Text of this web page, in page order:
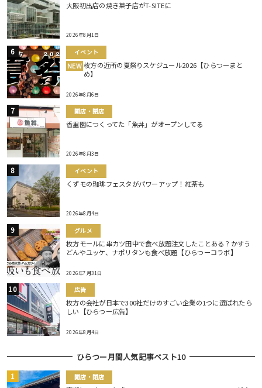
大阪初出店の焼き菓子店がT-SITEに
2026年8月1日
イベント
NEW 枚方の近所の夏祭りスケジュール2026【ひらつーまと
め】
2026年8月6日
開店・閉店
香里園につくってた「魚丼」がオープンしてる
2026年8月3日
イベント
くずモの珈琲フェスタがパワーアップ！紅茶も
2026年8月4日
グルメ
枚方モールに串カツ田中で食べ放題注文したことある？かすう
どんやユッケ、ナポリタンも食べ放題【ひらつーコラボ】
2026年7月31日
広告
枚方の会社が日本で300社だけのすごい企業の1つに選ばれたら
しい【ひらつー広告】
2026年8月4日
ひらつー月間人気記事ベスト10
開店・閉店